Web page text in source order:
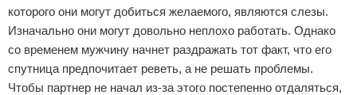
которого они могут добиться желаемого, являются слезы.
Изначально они могут довольно неплохо работать. Однако
со временем мужчину начнет раздражать тот факт, что его
спутница предпочитает реветь, а не решать проблемы.
Чтобы партнер не начал из-за этого постепенно отдаляться,